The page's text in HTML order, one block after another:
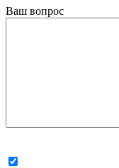
Ваш вопрос